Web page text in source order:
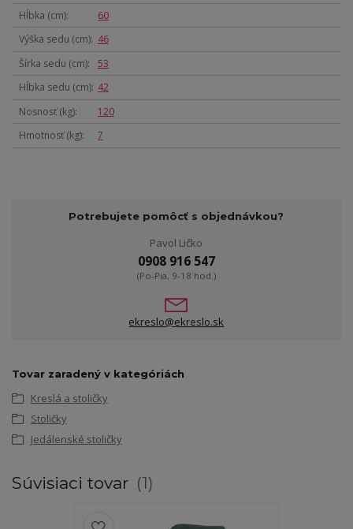
Hĺbka (cm)
60
Výška sedu (cm)
46
Šírka sedu (cm)
53
Hĺbka sedu (cm) 42
Nosnosť (kg)
120
Hmotnosť (kg)
7
Potrebujete pomôcť s objednávkou?
Pavol Ličko
0908 916 547
(Po-Pia, 9-18 hod.)
ekreslo@ekreslo.sk
Tovar zaradený v kategóriách
Kreslá a stoličky
Stoličky
Jedálenské stoličky
Súvisiaci tovar 1